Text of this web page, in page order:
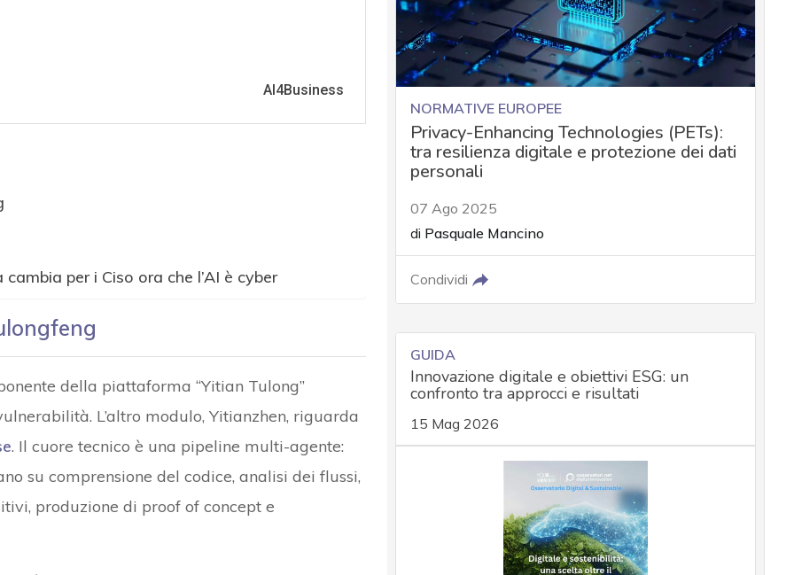
per i Ciso ora che l’AI è cyber
della piattaforma “Yitian Tulong”
L’altro modulo, Yitianzhen, riguarda
. Il cuore tecnico è una pipeline multi-agente:
su comprensione del codice, analisi dei flussi,
produzione di proof of concept e
NORMATIVE EUROPEE
Privacy-Enhancing Technologies (PETs):
tra resilienza digitale e protezione dei dati
personali
07 Ago 2025
di Pasquale Mancino
Condividi
GUIDA
Innovazione digitale e obiettivi ESG: un
confronto tra approcci e risultati
15 Mag 2026